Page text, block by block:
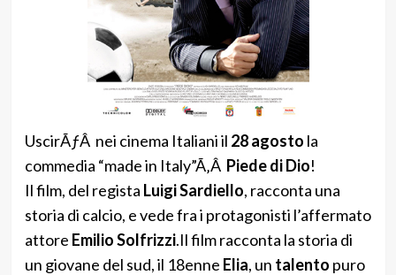
UscirÃƒÂ nei cinema Italiani il 28 agosto la
commedia “made in Italy”Ã‚Â Piede di Dio!
Il film, del regista Luigi Sardiello, racconta una
storia di calcio, e vede fra i protagonisti l’affermato
attore Emilio Solfrizzi.Il film racconta la storia di
un giovane del sud, il 18enne Elia, un talento puro